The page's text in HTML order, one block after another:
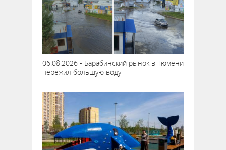
06.08.2026 - Барабинский рынок в Тюмени
пережил большую воду